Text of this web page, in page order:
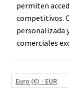
permiten
competitivos.
personalizada
comerciales
Euro (€) - EUR